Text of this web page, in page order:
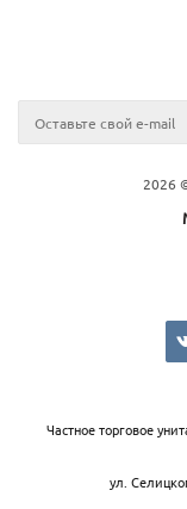
2026
Частное торговое
ул.